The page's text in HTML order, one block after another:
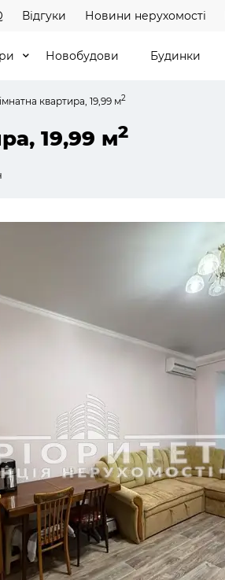
Відгуки Новини нерухомості
Новобудови Будинки
квартира, 19,99 м2
19,99 м2